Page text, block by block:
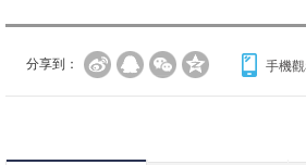
分享到： 手機